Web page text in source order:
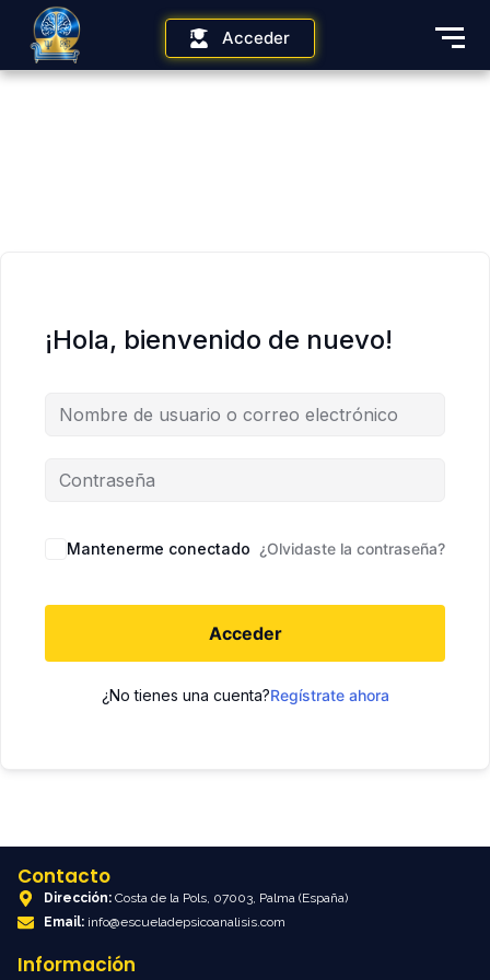
Acceder
¡Hola, bienvenido de nuevo!
Mantenerme conectado ¿Olvidaste la contraseña?
Acceder
¿No tienes una cuenta?Regístrate ahora
Contacto
Dirección: Costa de la Pols, 07003, Palma (España)
Email: info@escueladepsicoanalisis.com
Información